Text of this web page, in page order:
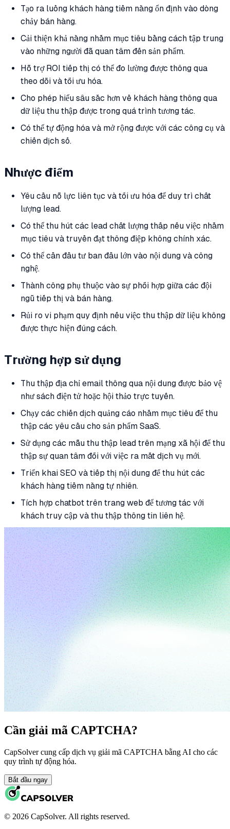
Tạo ra luồng khách hàng tiềm năng ổn định vào dòng
chảy bán hàng.
Cải thiện khả năng nhắm mục tiêu bằng cách tập trung
vào những người đã quan tâm đến sản phẩm.
Hỗ trợ ROI tiếp thị có thể đo lường được thông qua
theo dõi và tối ưu hóa.
Cho phép hiểu sâu sắc hơn về khách hàng thông qua
dữ liệu thu thập được trong quá trình tương tác.
Có thể tự động hóa và mở rộng được với các công cụ và
chiến dịch số.
Nhược điểm
Yêu cầu nỗ lực liên tục và tối ưu hóa để duy trì chất
lượng lead.
Có thể thu hút các lead chất lượng thấp nếu việc nhắm
mục tiêu và truyền đạt thông điệp không chính xác.
Có thể cần đầu tư ban đầu lớn vào nội dung và công
nghệ.
Thành công phụ thuộc vào sự phối hợp giữa các đội
ngũ tiếp thị và bán hàng.
Rủi ro vi phạm quy định nếu việc thu thập dữ liệu không
được thực hiện đúng cách.
Trường hợp sử dụng
Thu thập địa chỉ email thông qua nội dung được bảo vệ
như sách điện tử hoặc hội thảo trực tuyến.
Chạy các chiến dịch quảng cáo nhắm mục tiêu để thu
thập các yêu cầu cho sản phẩm SaaS.
Sử dụng các mẫu thu thập lead trên mạng xã hội để thu
thập sự quan tâm đối với việc ra mắt dịch vụ mới.
Triển khai SEO và tiếp thị nội dung để thu hút các
khách hàng tiềm năng tự nhiên.
Tích hợp chatbot trên trang web để tương tác với
khách truy cập và thu thập thông tin liên hệ.
Cần giải mã CAPTCHA?
CapSolver cung cấp dịch vụ giải mã CAPTCHA bằng AI cho các
quy trình tự động hóa.
Bắt đầu ngay
© 2026 CapSolver. All rights reserved.